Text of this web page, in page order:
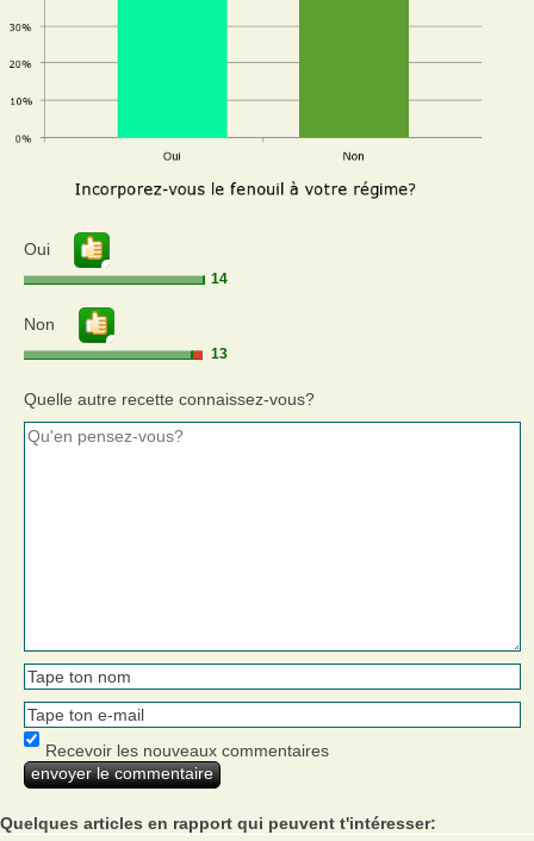
Oui
14
Non
13
Quelle autre recette connaissez-vous?
Recevoir les nouveaux commentaires
Quelques articles en rapport qui peuvent t'intéresser: